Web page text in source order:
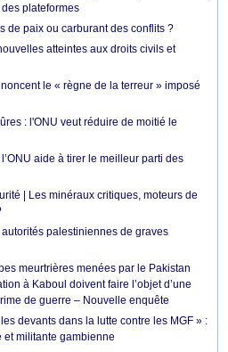
plateformes
de paix ou carburant des conflits ?
atteintes aux droits civils et
le « règne de la terreur » imposé
: l'ONU veut réduire de moitié le
aide à tirer le meilleur parti des
| Les minéraux critiques, moteurs de
palestiniennes de graves
meurtrières menées par le Pakistan
à Kaboul doivent faire l’objet d’une
de guerre – Nouvelle enquête
devants dans la lutte contre les MGF » :
et militante gambienne